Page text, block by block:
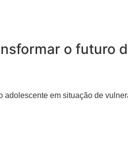
o futuro
adolescente em situação de